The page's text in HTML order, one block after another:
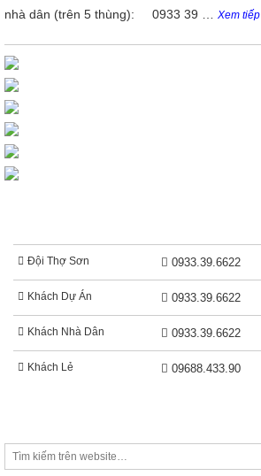
nhà dân (trên 5 thùng): 0933 39 … Xem tiếp
Đội Thợ Sơn 0933.39.6622
Khách Dự Án 0933.39.6622
Khách Nhà Dân 0933.39.6622
Khách Lẻ 09688.433.90